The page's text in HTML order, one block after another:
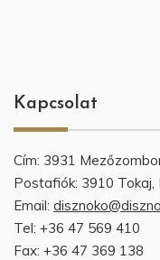
Kapcsolat
Cím: 3931
Postafiók: 3910 Tokaj,
Email:
Tel: +36 47 569 410
Fax: +36 47 369 138